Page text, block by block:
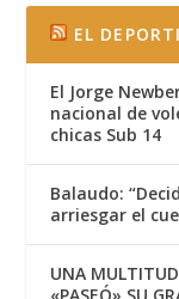
EL
El Jorge
nacional de
chicas Sub 14
Balaudo:
arriesgar el
UNA